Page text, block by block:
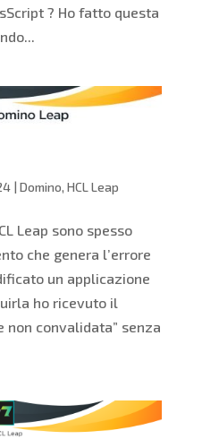
? Ho fatto questa
| Domino, HCL Leap
Leap sono spesso
che genera l’errore
un applicazione
ho ricevuto il
non convalidata” senza